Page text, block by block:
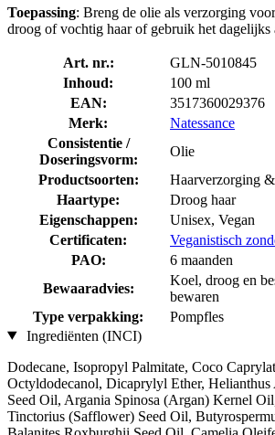
Toepassing: Breng de olie als verzorging
droog of vochtig haar of gebruik het dagelijks
Art. nr.:
GLN-5010845
Inhoud:
100 ml
EAN:
3517360029376
Merk:
Natessance
Consistentie /
Doseringsvorm:
Olie
Productsoorten:
Haarverzorging
Haartype:
Droog haar
Eigenschappen:
Unisex, Vegan
Certificaten:
Veganistisch
PAO:
6 maanden
Bewaaradvies:
Koel, droog en
bewaren
Type verpakking:
Pompfles
Ingrediënten (INCI)
Dodecane, Isopropyl Palmitate, Coco
Octyldodecanol, Dicaprylyl Ether,
Seed Oil, Argania Spinosa (Argan) Kernel
Tinctorius (Safflower) Seed Oil,